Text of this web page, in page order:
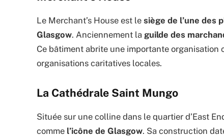
Le Merchant’s House est le siège de l’une des
Glasgow. Anciennement la guilde des
Ce bâtiment abrite une importante
organisations caritatives locales.
La Cathédrale Saint Mungo
Située sur une colline dans le quartier d’East
comme l’icône de Glasgow. Sa construction